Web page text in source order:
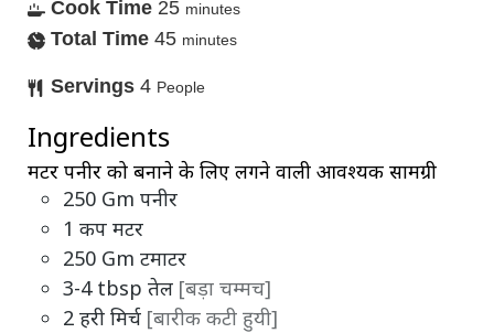
Cook Time 25 minutes
Total Time 45 minutes
Servings 4 People
Ingredients
मटर पनीर को बनाने के लिए लगने वाली आवश्यक सामग्री
250 Gm पनीर
1 कप मटर
250 Gm टमाटर
3-4 tbsp तेल [बड़ा चम्मच]
2 हरी मिर्च [बारीक कटी हुयी]